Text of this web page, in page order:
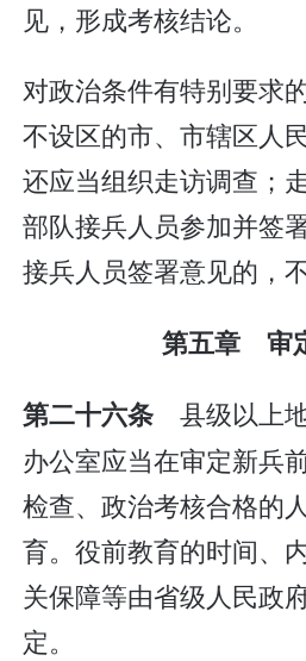
见，形成考核结论。
对政治条件有特别要求
不设区的市、市辖区人
还应当组织走访调查；
部队接兵人员参加并签
接兵人员签署意见的，
第五章 审
第二十六条 县级以上
办公室应当在审定新兵
检查、政治考核合格的
育。役前教育的时间、
关保障等由省级人民政
定。